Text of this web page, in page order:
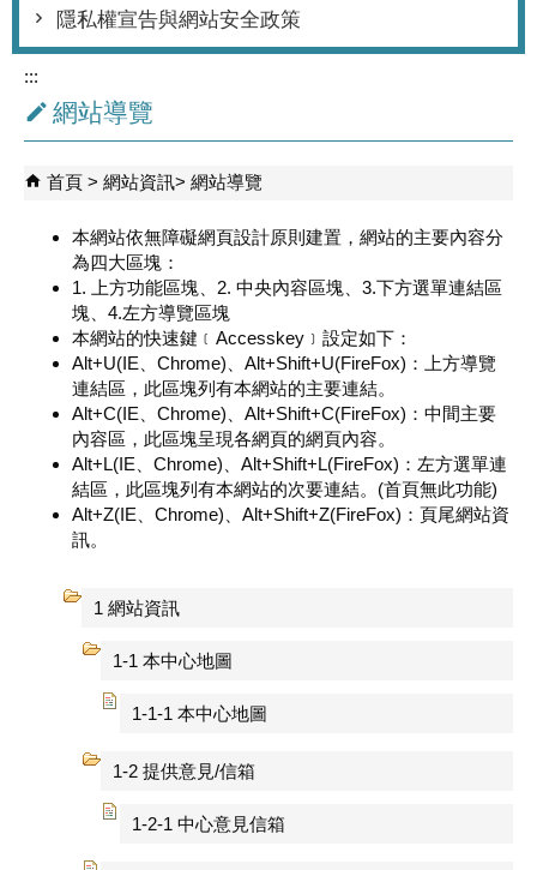
隱私權宣告與網站安全政策
:::
網站導覽
首頁 網站資訊 網站導覽
本網站依無障礙網頁設計原則建置，網站的主要內容分
為四大區塊：
1. 上方功能區塊、2. 中央內容區塊、3.下方選單連結區
塊 、4.左方導覽區塊
本網站的快速鍵﹝Accesskey﹞設定如下：
Alt+U(IE、Chrome)、Alt+Shift+U(FireFox)：上方導覽
連結區，此區塊列有本網站的主要連結。
Alt+C(IE、Chrome)、Alt+Shift+C(FireFox)：中間主要
內容區，此區塊呈現各網頁的網頁內容。
Alt+L(IE、Chrome)、Alt+Shift+L(FireFox)：左方選單連
結區，此區塊列有本網站的次要連結。(首頁無此功能)
Alt+Z(IE、Chrome)、Alt+Shift+Z(FireFox)：頁尾網站資
訊。
1 網站資訊
1-1 本中心地圖
1-1-1 本中心地圖
1-2 提供意見/信箱
1-2-1 中心意見信箱